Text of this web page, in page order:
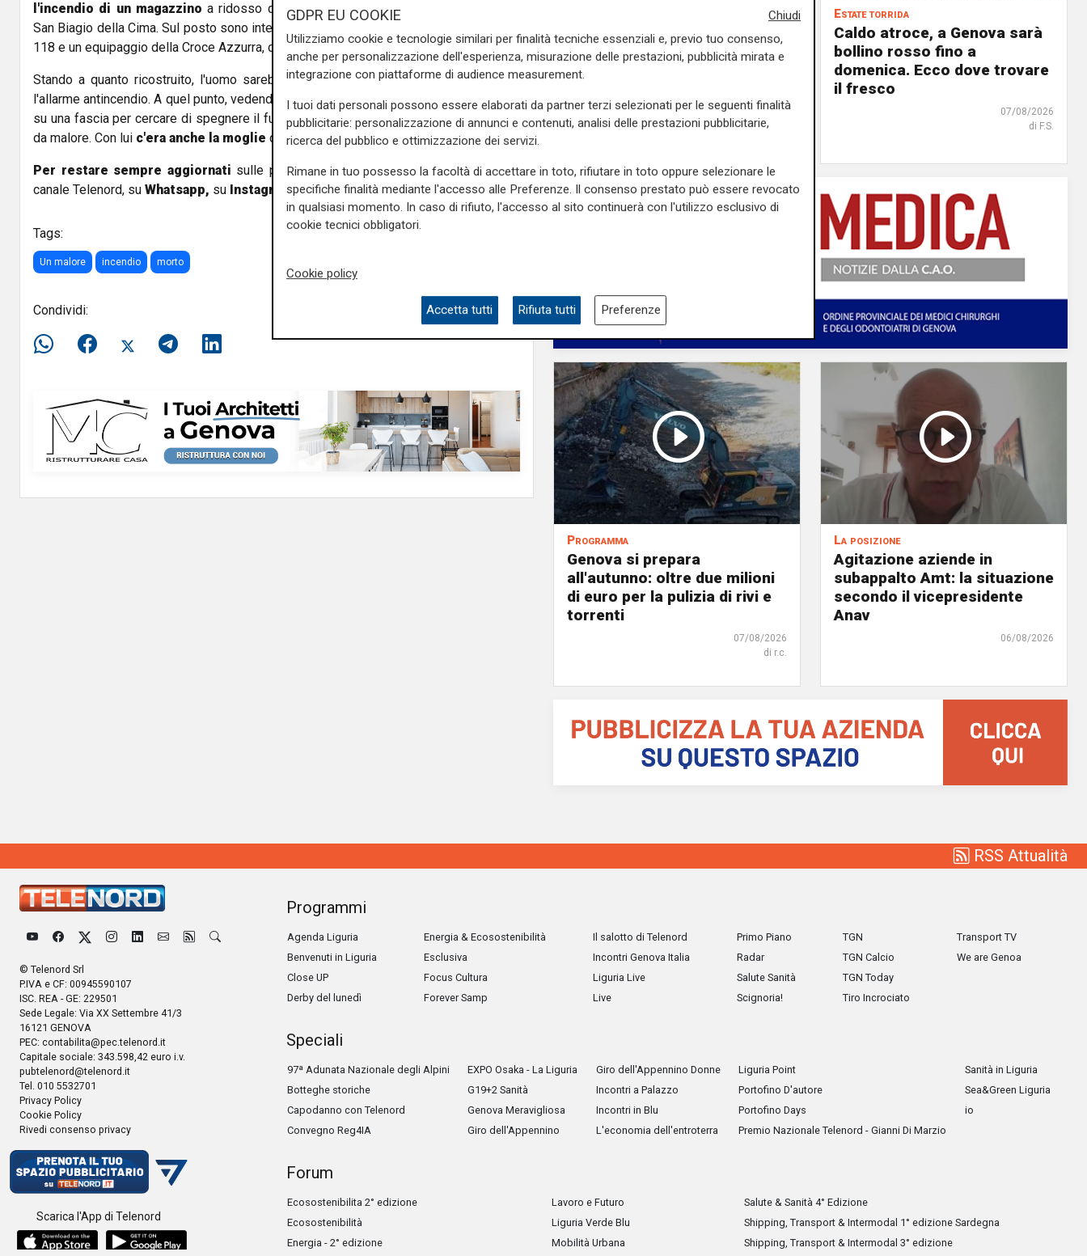
l'incendio di un magazzino a ridosso della propria abitazione, in via Annunziata a
San Biagio della Cima. Sul posto sono intervenuti i vigili del fuoco con il personale del
118 e un equipaggio della Croce Azzurra, che ha tentato di rianimarlo.
Stando a quanto ricostruito, l'uomo sarebbe uscito da casa, dopo che era scattato
l'allarme antincendio. A quel punto, vedendo ilcapannone in fiamme, si è arrampicato
su una fascia per cercare di spegnere il fuoco con un tubo. A quel punto è stato colto
da malore. Con lui c'era anche la moglie che ha chiamato i soccorsi.
Per restare sempre aggiornati sulle principali notizie sulla Liguria seguiteci sul
canale Telenord, su Whatsapp, su Instagram,suYoutubee suFacebook.
Tags:
Un malore incendio morto
Condividi:
Pres. Ceraudo (Medio
Ponente): "Non
demonizziamo nessuno, ma
porta degrado"
07/08/2026
Estate torrida
Caldo atroce, a Genova sarà
bollino rosso fino a
domenica. Ecco dove trovare
il fresco
07/08/2026
di F.S.
Programma
Genova si prepara
all'autunno: oltre due milioni
di euro per la pulizia di rivi e
torrenti
07/08/2026
di r.c.
La posizione
Agitazione aziende in
subappalto Amt: la situazione
secondo il vicepresidente
Anav
06/08/2026
RSS Attualità
© Telenord Srl
P.IVA e CF: 00945590107
ISC. REA - GE: 229501
Sede Legale: Via XX Settembre 41/3
16121 GENOVA
PEC: contabilita@pec.telenord.it
Capitale sociale: 343.598,42 euro i.v.
pubtelenord@telenord.it
Tel. 010 5532701
Privacy Policy
Cookie Policy
Rivedi consenso privacy
Scarica l'App di Telenord
Programmi
Agenda Liguria
Benvenuti in Liguria
Close UP
Derby del lunedì
Energia & Ecosostenibilità
Esclusiva
Focus Cultura
Forever Samp
Il salotto di Telenord
Incontri Genova Italia
Liguria Live
Live
Primo Piano
Radar
Salute Sanità
Scignoria!
TGN
TGN Calcio
TGN Today
Tiro Incrociato
Transport TV
We are Genoa
Speciali
97ª Adunata Nazionale degli Alpini
Botteghe storiche
Capodanno con Telenord
Convegno Reg4IA
EXPO Osaka - La Liguria
G19+2 Sanità
Genova Meravigliosa
Giro dell'Appennino
Giro dell'Appennino Donne
Incontri a Palazzo
Incontri in Blu
L'economia dell'entroterra
Liguria Point
Portofino D'autore
Portofino Days
Premio Nazionale Telenord - Gianni Di Marzio
Sanità in Liguria
Sea&Green Liguria
io
Forum
Ecosostenibilita 2° edizione
Ecosostenibilità
Energia - 2° edizione
Lavoro e Futuro
Liguria Verde Blu
Mobilità Urbana
Salute & Sanità 4° Edizione
Shipping, Transport & Intermodal 1° edizione Sardegna
Shipping, Transport & Intermodal 3° edizione
Chiudi
GDPR EU COOKIE
Utilizziamo cookie e tecnologie similari per finalità tecniche essenziali e, previo tuo consenso,
anche per personalizzazione dell'esperienza, misurazione delle prestazioni, pubblicità mirata e
integrazione con piattaforme di audience measurement.
I tuoi dati personali possono essere elaborati da partner terzi selezionati per le seguenti finalità
pubblicitarie: personalizzazione di annunci e contenuti, analisi delle prestazioni pubblicitarie,
ricerca del pubblico e ottimizzazione dei servizi.
Rimane in tuo possesso la facoltà di accettare in toto, rifiutare in toto oppure selezionare le
specifiche finalità mediante l'accesso alle Preferenze. Il consenso prestato può essere revocato
in qualsiasi momento. In caso di rifiuto, l'accesso al sito continuerà con l'utilizzo esclusivo di
cookie tecnici obbligatori.
Cookie policy
Accetta tutti Rifiuta tutti Preferenze